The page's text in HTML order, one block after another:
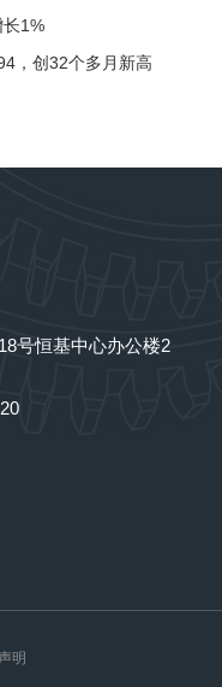
长1%
，创32个多月新高
号恒基中心办公楼2
明